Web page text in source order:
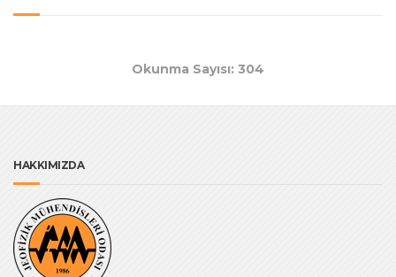
Okunma Sayısı: 304
HAKKIMIZDA